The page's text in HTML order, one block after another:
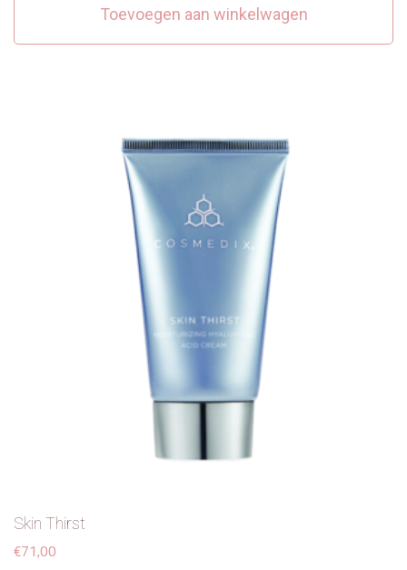
Toevoegen aan winkelwagen
Skin Thirst
€71,00